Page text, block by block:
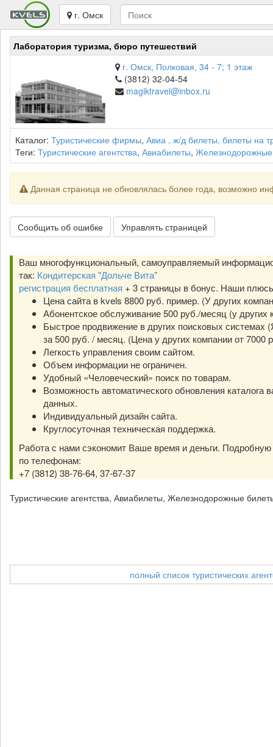
г. Омск
Лаборатория туризма, бюро путешествий
г. Омск, Полковая, 34 - 7; 1 этаж
(3812) 32-04-54
magiktravel@inbox.ru
Каталог: Туристические фирмы, Авиа , ж/д билеты, билеты на
Теги: Туристические агентства, Авиабилеты,
Данная страница не обновлялась более года, возможно
Сообщить об ошибке Управлять страницей
Ваш многофункциональный, самоуправляемый
так: Кондитерская "Дольче Вита"
регистрация бесплатная + 3 страницы в бонус. Наши
Цена сайта в kvels 8800 руб. пример. (У других
Абонентское обслуживание 500 руб./месяц (у других
Быстрое продвижение в других поисковых системах
за 500 руб. / месяц. (Цена у других компании от 7000
Легкость управления своим сайтом.
Объем информации не ограничен.
Удобный «Человеческий» поиск по товарам.
Возможность автоматического обновления каталога
данных.
Индивидуальный дизайн сайта.
Круглосуточная техническая поддержка.
Работа с нами сэкономит Ваше время и деньги.
по телефонам:
+7 (3812) 38-76-64, 37-67-37
Туристические агентства, Авиабилеты, Железнодорожные
полный список туристических